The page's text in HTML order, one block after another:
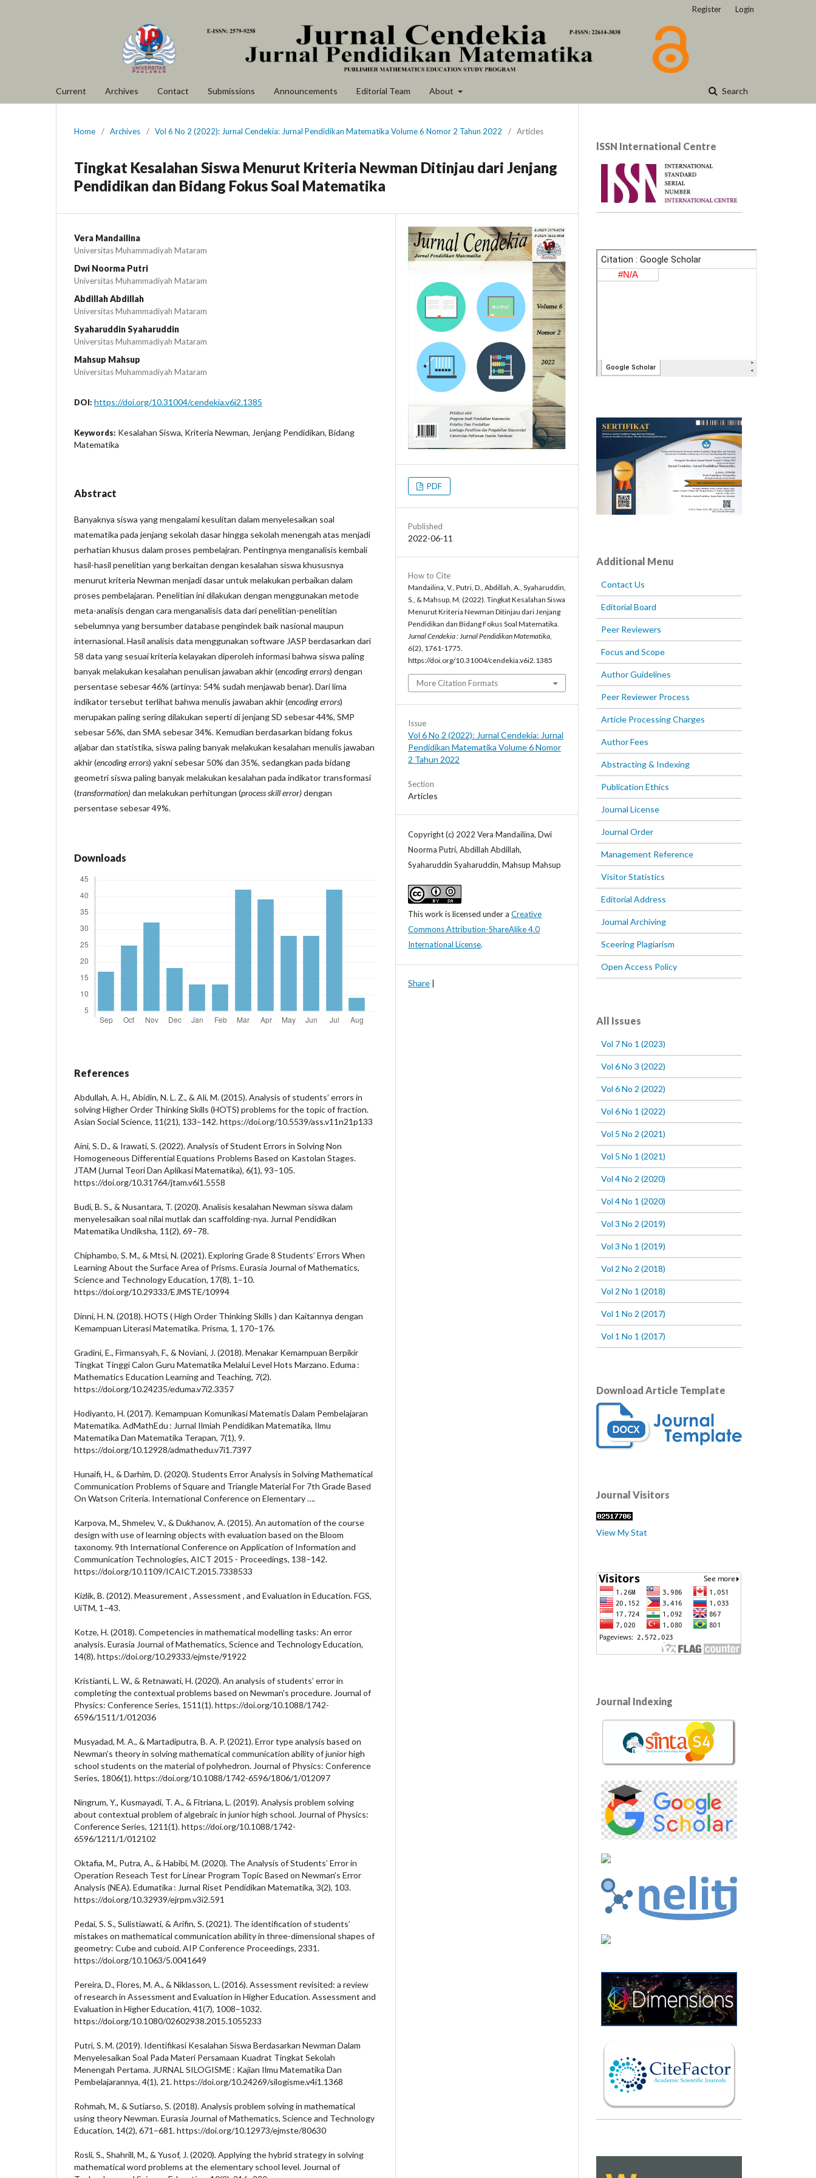
Current Archives Contact Submissions Announcements Editorial Team About Search
Register Login
Home / Archives / Vol 6 No 2 (2022): Jurnal Cendekia: Jurnal Pendidikan Matematika Volume 6 Nomor 2 Tahun 2022 / Articles
Tingkat Kesalahan Siswa Menurut Kriteria Newman Ditinjau dari Jenjang
Pendidikan dan Bidang Fokus Soal Matematika
Vera Mandailina
Universitas Muhammadiyah Mataram
Dwi Noorma Putri
Universitas Muhammadiyah Mataram
Abdillah Abdillah
Universitas Muhammadiyah Mataram
Syaharuddin Syaharuddin
Universitas Muhammadiyah Mataram
Mahsup Mahsup
Universitas Muhammadiyah Mataram
DOI: https://doi.org/10.31004/cendekia.v6i2.1385
Keywords: Kesalahan Siswa, Kriteria Newman, Jenjang Pendidikan, Bidang
Matematika
Abstract
Banyaknya siswa yang mengalami kesulitan dalam menyelesaikan soal
matematika pada jenjang sekolah dasar hingga sekolah menengah atas menjadi
perhatian khusus dalam proses pembelajran. Pentingnya menganalisis kembali
hasil-hasil penelitian yang berkaitan dengan kesalahan siswa khususnya
menurut kriteria Newman menjadi dasar untuk melakukan perbaikan dalam
proses pembelajaran. Penelitian ini dilakukan dengan menggunakan metode
meta-analisis dengan cara menganalisis data dari penelitian-penelitian
sebelumnya yang bersumber database pengindek baik nasional maupun
internasional. Hasil analisis data menggunakan software JASP berdasarkan dari
58 data yang sesuai kriteria kelayakan diperoleh informasi bahwa siswa paling
banyak melakukan kesalahan penulisan jawaban akhir (encoding errors) dengan
persentase sebesar 46% (artinya: 54% sudah menjawab benar). Dari lima
indikator tersebut terlihat bahwa menulis jawaban akhir (encoding errors)
merupakan paling sering dilakukan seperti di jenjang SD sebesar 44%, SMP
sebesar 56%, dan SMA sebesar 34%. Kemudian berdasarkan bidang fokus
aljabar dan statistika, siswa paling banyak melakukan kesalahan menulis jawaban
akhir (encoding errors) yakni sebesar 50% dan 35%, sedangkan pada bidang
geometri siswa paling banyak melakukan kesalahan pada indikator transformasi
(transformation)dan melakukan perhitungan (process skill error)dengan
persentase sebesar 49%.
Downloads
References
Abdullah, A. H., Abidin, N. L. Z., & Ali, M. (2015). Analysis of students’ errors in
solving Higher Order Thinking Skills (HOTS) problems for the topic of fraction.
Asian Social Science, 11(21), 133–142. https://doi.org/10.5539/ass.v11n21p133
Aini, S. D., & Irawati, S. (2022). Analysis of Student Errors in Solving Non
Homogeneous Differential Equations Problems Based on Kastolan Stages.
JTAM (Jurnal Teori Dan Aplikasi Matematika), 6(1), 93–105.
https://doi.org/10.31764/jtam.v6i1.5558
Budi, B. S., & Nusantara, T. (2020). Analisis kesalahan Newman siswa dalam
menyelesaikan soal nilai mutlak dan scaffolding-nya. Jurnal Pendidikan
Matematika Undiksha, 11(2), 69–78.
Chiphambo, S. M., & Mtsi, N. (2021). Exploring Grade 8 Students’ Errors When
Learning About the Surface Area of Prisms. Eurasia Journal of Mathematics,
Science and Technology Education, 17(8), 1–10.
https://doi.org/10.29333/EJMSTE/10994
Dinni, H. N. (2018). HOTS ( High Order Thinking Skills ) dan Kaitannya dengan
Kemampuan Literasi Matematika. Prisma, 1, 170–176.
Gradini, E., Firmansyah, F., & Noviani, J. (2018). Menakar Kemampuan Berpikir
Tingkat Tinggi Calon Guru Matematika Melalui Level Hots Marzano. Eduma :
Mathematics Education Learning and Teaching, 7(2).
https://doi.org/10.24235/eduma.v7i2.3357
Hodiyanto, H. (2017). Kemampuan Komunikasi Matematis Dalam Pembelajaran
Matematika. AdMathEdu : Jurnal Ilmiah Pendidikan Matematika, Ilmu
Matematika Dan Matematika Terapan, 7(1), 9.
https://doi.org/10.12928/admathedu.v7i1.7397
Hunaifi, H., & Darhim, D. (2020). Students Error Analysis in Solving Mathematical
Communication Problems of Square and Triangle Material For 7th Grade Based
On Watson Criteria. International Conference on Elementary ….
Karpova, M., Shmelev, V., & Dukhanov, A. (2015). An automation of the course
design with use of learning objects with evaluation based on the Bloom
taxonomy. 9th International Conference on Application of Information and
Communication Technologies, AICT 2015 - Proceedings, 138–142.
https://doi.org/10.1109/ICAICT.2015.7338533
Kizlik, B. (2012). Measurement , Assessment , and Evaluation in Education. FGS,
UiTM, 1–43.
Kotze, H. (2018). Competencies in mathematical modelling tasks: An error
analysis. Eurasia Journal of Mathematics, Science and Technology Education,
14(8). https://doi.org/10.29333/ejmste/91922
Kristianti, L. W., & Retnawati, H. (2020). An analysis of students’ error in
completing the contextual problems based on Newman's procedure. Journal of
Physics: Conference Series, 1511(1). https://doi.org/10.1088/1742-
6596/1511/1/012036
Musyadad, M. A., & Martadiputra, B. A. P. (2021). Error type analysis based on
Newman’s theory in solving mathematical communication ability of junior high
school students on the material of polyhedron. Journal of Physics: Conference
Series, 1806(1). https://doi.org/10.1088/1742-6596/1806/1/012097
Ningrum, Y., Kusmayadi, T. A., & Fitriana, L. (2019). Analysis problem solving
about contextual problem of algebraic in junior high school. Journal of Physics:
Conference Series, 1211(1). https://doi.org/10.1088/1742-
6596/1211/1/012102
Oktafia, M., Putra, A., & Habibi, M. (2020). The Analysis of Students’ Error in
Operation Reseach Test for Linear Program Topic Based on Newman’s Error
Analysis (NEA). Edumatika : Jurnal Riset Pendidikan Matematika, 3(2), 103.
https://doi.org/10.32939/ejrpm.v3i2.591
Pedai, S. S., Sulistiawati, & Arifin, S. (2021). The identification of students’
mistakes on mathematical communication ability in three-dimensional shapes of
geometry: Cube and cuboid. AIP Conference Proceedings, 2331.
https://doi.org/10.1063/5.0041649
Pereira, D., Flores, M. A., & Niklasson, L. (2016). Assessment revisited: a review
of research in Assessment and Evaluation in Higher Education. Assessment and
Evaluation in Higher Education, 41(7), 1008–1032.
https://doi.org/10.1080/02602938.2015.1055233
Putri, S. M. (2019). Identifikasi Kesalahan Siswa Berdasarkan Newman Dalam
Menyelesaikan Soal Pada Materi Persamaan Kuadrat Tingkat Sekolah
Menengah Pertama. JURNAL SILOGISME : Kajian Ilmu Matematika Dan
Pembelajarannya, 4(1), 21. https://doi.org/10.24269/silogisme.v4i1.1368
Rohmah, M., & Sutiarso, S. (2018). Analysis problem solving in mathematical
using theory Newman. Eurasia Journal of Mathematics, Science and Technology
Education, 14(2), 671–681. https://doi.org/10.12973/ejmste/80630
Rosli, S., Shahrill, M., & Yusof, J. (2020). Applying the hybrid strategy in solving
mathematical word problems at the elementary school level. Journal of
PDF
Published
2022-06-11
How to Cite
Mandailina, V., Putri, D., Abdillah, A., Syaharuddin,
S., & Mahsup, M. (2022). Tingkat Kesalahan Siswa
Menurut Kriteria Newman Ditinjau dari Jenjang
Pendidikan dan Bidang Fokus Soal Matematika.
Jurnal Cendekia : Jurnal Pendidikan Matematika,
6(2), 1761-1775.
https://doi.org/10.31004/cendekia.v6i2.1385
More Citation Formats
Issue
Vol 6 No 2 (2022): Jurnal Cendekia: Jurnal
Pendidikan Matematika Volume 6 Nomor
2 Tahun 2022
Section
Articles
Copyright (c) 2022 Vera Mandailina, Dwi
Noorma Putri, Abdillah Abdillah,
Syaharuddin Syaharuddin, Mahsup Mahsup
This work is licensed under a Creative
Commons Attribution-ShareAlike 4.0
International License.
Share |
lSSN International Centre
Additional Menu
Contact Us
Editorial Board
Peer Reviewers
Focus and Scope
Author Guidelines
Peer Reviewer Process
Article Processing Charges
Author Fees
Abstracting & Indexing
Publication Ethics
Journal License
Journal Order
Management Reference
Visitor Statistics
Editorial Address
Journal Archiving
Sceering Plagiarism
Open Access Policy
All Issues
Vol 7 No 1 (2023)
Vol 6 No 3 (2022)
Vol 6 No 2 (2022)
Vol 6 No 1 (2022)
Vol 5 No 2 (2021)
Vol 5 No 1 (2021)
Vol 4 No 2 (2020)
Vol 4 No 1 (2020)
Vol 3 No 2 (2019)
Vol 3 No 1 (2019)
Vol 2 No 2 (2018)
Vol 2 No 1 (2018)
Vol 1 No 2 (2017)
Vol 1 No 1 (2017)
Download Article Template
Journal Visitors
View My Stat
Journal Indexing